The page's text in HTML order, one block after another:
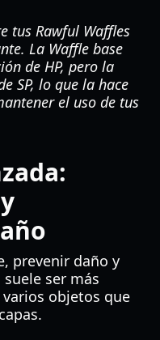
tus Rawful Waffles
La Waffle base
de HP, pero la
SP, lo que la hace
el uso de tus
prevenir daño y
ser más
objetos que